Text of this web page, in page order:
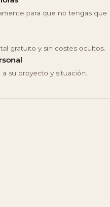
para que no tengas que
gratuito y sin costes ocultos.
su proyecto y situación.